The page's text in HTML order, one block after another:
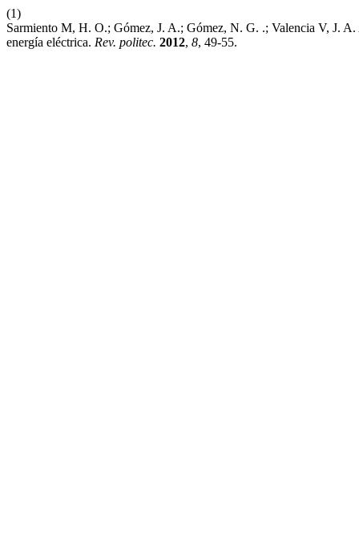
(1)
Sarmiento M, H. O.; Gómez, J. A.; Gómez, N. G. .; Valencia V, J.
energía eléctrica. Rev. politec. 2012, 8, 49-55.